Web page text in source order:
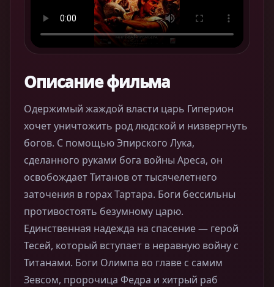
Описание фильма
Одержимый жаждой власти царь Гиперион
хочет уничтожить род людской и низвергнуть
богов. С помощью Эпирского Лука,
сделанного руками бога войны Ареса, он
освобождает Титанов от тысячелетнего
заточения в горах Тартара. Боги бессильны
противостоять безумному царю.
Единственная надежда на спасение — герой
Тесей, который вступает в неравную войну с
Титанами. Боги Олимпа во главе с самим
Зевсом, пророчица Федра и хитрый раб